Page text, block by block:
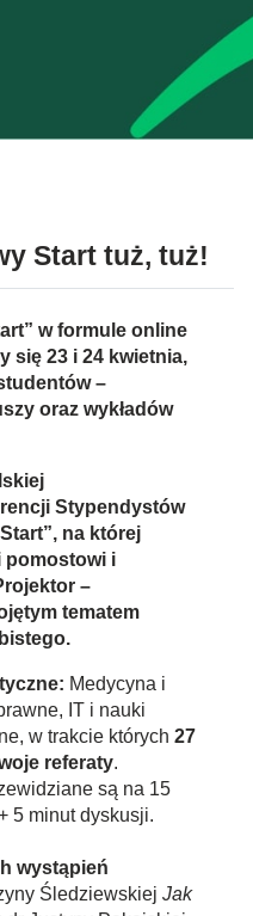
Start tuż, tuż!
w formule online
się 23 i 24 kwietnia,
–
oraz wykładów
Stypendystów
na której
pomostowi i
–
tematem
Medycyna i
IT i nauki
w trakcie których 27
referaty.
są na 15
5 minut dyskusji.
wystąpień
Śledziewskiej Jak